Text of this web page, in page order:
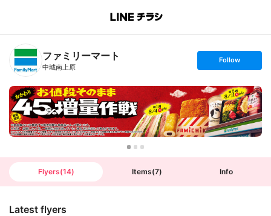
B
n
T
ファミリーマート
中城南上原
s
t
o
l
l
o
w
Follow
Flyers(14) Items(7) Info
Latest flyers